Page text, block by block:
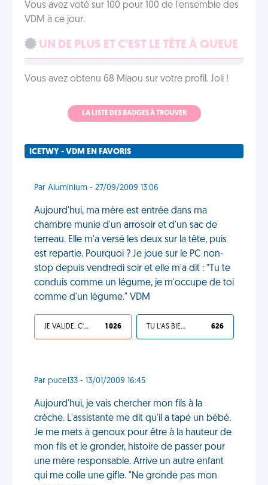
Vous avez voté sur 100 pour 100 de l'ensemble des
VDM à ce jour.
UN DE PLUS ET C'EST LE TÊTE À QUEUE
Vous avez obtenu 68 Miaou sur votre profil. Joli !
LA LISTE DES BADGES À TROUVER
ICETWY - VDM EN FAVORIS
Par Aluminium - 27/09/2009 13:06
Aujourd'hui, ma mère est entrée dans ma
chambre munie d'un arrosoir et d'un sac de
terreau. Elle m'a versé les deux sur la tête, puis
est repartie. Pourquoi ? Je joue sur le PC non-
stop depuis vendredi soir et elle m'a dit : "Tu te
conduis comme un légume, je m'occupe de toi
comme d'un légume." VDM
JE VALIDE, C'EST UNE VDM 1 026 TU L'AS BIEN MÉRITÉ 626
Par puce133 - 13/01/2009 16:45
Aujourd'hui, je vais chercher mon fils à la
crèche. L'assistante me dit qu'il a tapé un bébé.
Je me mets à genoux pour être à la hauteur de
mon fils et le gronder, histoire de passer pour
une mère responsable. Arrive un autre enfant
qui me colle une gifle. "Ne gronde pas mon